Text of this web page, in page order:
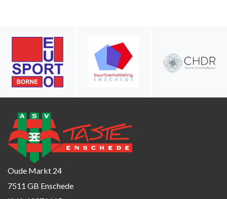
Oude Markt 24
7511 GB Enschede